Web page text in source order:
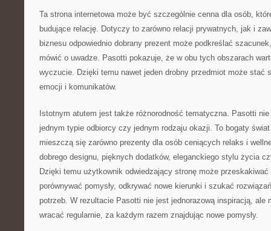
Ta strona internetowa może być szczególnie cenna dla osób,
budujące relację. Dotyczy to zarówno relacji prywatnych, jak i
biznesu odpowiednio dobrany prezent może podkreślać
mówić o uwadze. Pasotti pokazuje, że w obu tych obszarach
wyczucie. Dzięki temu nawet jeden drobny przedmiot może stać
emocji i komunikatów.
Istotnym atutem jest także różnorodność tematyczna. Pasotti
jednym typie odbiorcy czy jednym rodzaju okazji. To bogaty
mieszczą się zarówno prezenty dla osób ceniących relaks i
dobrego designu, pięknych dodatków, eleganckiego stylu życia
Dzięki temu użytkownik odwiedzający stronę może
porównywać pomysły, odkrywać nowe kierunki i szukać
potrzeb. W rezultacie Pasotti nie jest jednorazową inspiracją, ale
wracać regularnie, za każdym razem znajdując nowe pomysły.